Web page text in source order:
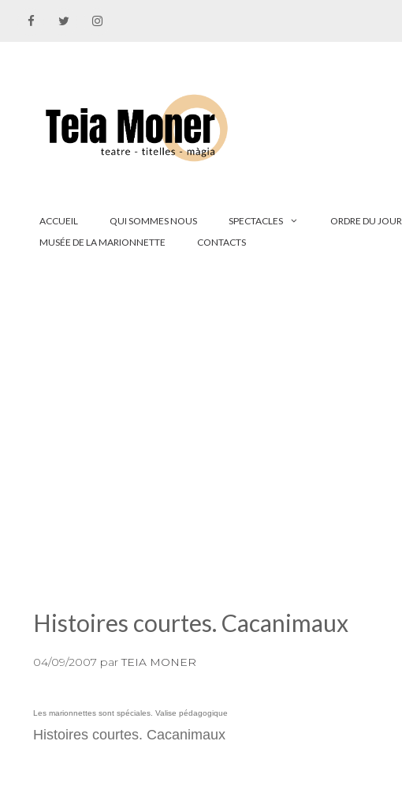
Aller
ACCUEIL QUI SOMMES NOUS SPECTACLES ORDRE DU JOUR
MUSÉE DE LA MARIONNETTE
CONTACTS
Histoires courtes. Cacanimaux
04/09/2007 parTEIA MONER
Les marionnettes sont spéciales. Valise pédagogique
Histoires courtes. Cacanimaux